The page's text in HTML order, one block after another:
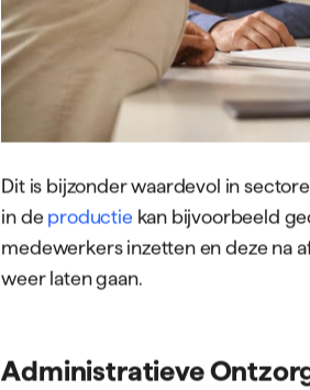
Recruitment Marketing
Contentcreatie
AI-oplossingen
Werken-bij websites
Dit is bijzonder waardevol in
in de productie kan bijvoorbeeld
medewerkers inzetten en deze na
weer laten gaan.
Administratieve